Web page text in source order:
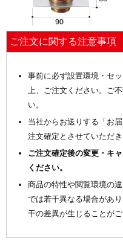
ご注文に関する注意事項
事前に必ず設置環境・セ
上、ご注文ください。ご
い。
当社からお送りする「お
注文確定とさせていただき
ご注文確定後の変更・キ
ください。
商品の特性や閲覧環境の
では若干異なる場合があ
干の差異が生じることがご